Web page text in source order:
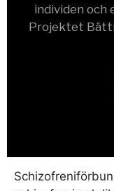
individen och
Projektet